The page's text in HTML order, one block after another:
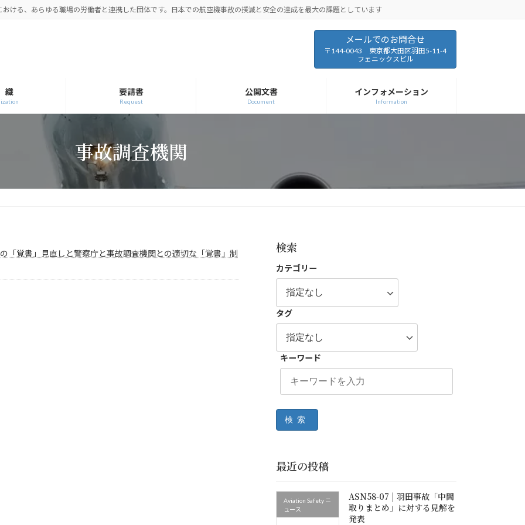
おける、あらゆる職場の労働者と連携した団体です。日本での航空機事故の撲滅と安全の達成を最大の課題としています
メールでのお問合せ
〒144-0043 東京都大田区羽田5-11-4
フェニックスビル
織 要請書
Request
公開文書
Document
インフォメーション
Information
事故調査機関
「覚書」見直しと警察庁と事故調査機関との適切な「覚書」制
検索
カテゴリー
タグ
キーワード
検索
最近の投稿
Aviation Safety ニ
ュース
ASN58-07 | 羽田事故「中間
取りまとめ」に対する見解を
発表